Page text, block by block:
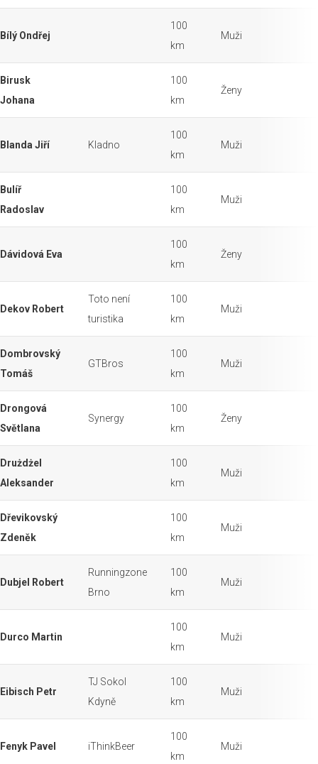
Bílý Ondřej
100
km
Muži
Birusk
Johana
100
km
Ženy
Blanda Jiří Kladno
100
km
Muži
Bulíř
Radoslav
100
km
Muži
Dávidová Eva
100
km
Ženy
Dekov Robert
Toto není
turistika
100
km
Muži
Dombrovský
Tomáš
GTBros
100
km
Muži
Drongová
Světlana
Synergy
100
km
Ženy
Drużdżel
Aleksander
100
km
Muži
Dřevikovský
Zdeněk
100
km
Muži
Dubjel Robert
Runningzone
Brno
100
km
Muži
Durco Martin
100
km
Muži
Eibisch Petr
TJ Sokol
Kdyně
100
km
Muži
Fenyk Pavel iThinkBeer
100
km
Muži